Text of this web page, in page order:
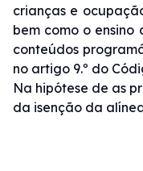
crianças e
bem como o
conteúdos
no artigo 9.º do
Na hipótese de as
da isenção da